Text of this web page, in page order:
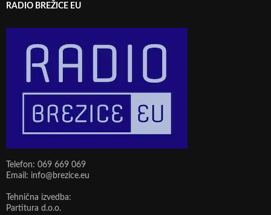
RADIO BREŽICE EU
Telefon: 069 669 069
Email: info@brezice.eu
Tehnična izvedba:
Partitura d.o.o.